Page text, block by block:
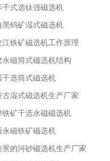
干式选钛强磁选机
黑钨矿湿式磁选机
江铁矿磁选机工作原理
永磁筒式磁选机结构
干选筒式磁选机
古湿式磁选机生产厂家
铁矿干选永磁磁选机
永磁铁矿磁选机
景的河砂磁选机生产厂家